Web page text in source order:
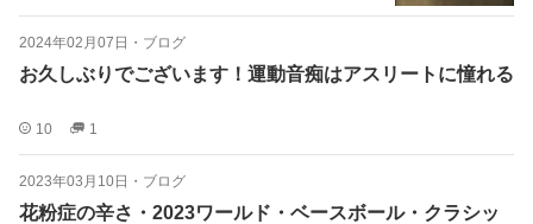
2024年02月07日 ・ ブログ
お久しぶりでございます！運動音痴はアスリートに憧れる
10 1
2023年03月10日 ・ ブログ
花粉症の辛さ・2023ワールド・ベースボール・クラシッ